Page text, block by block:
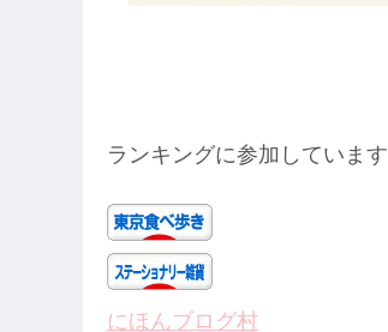
ランキングに参加しています
にほんブログ村